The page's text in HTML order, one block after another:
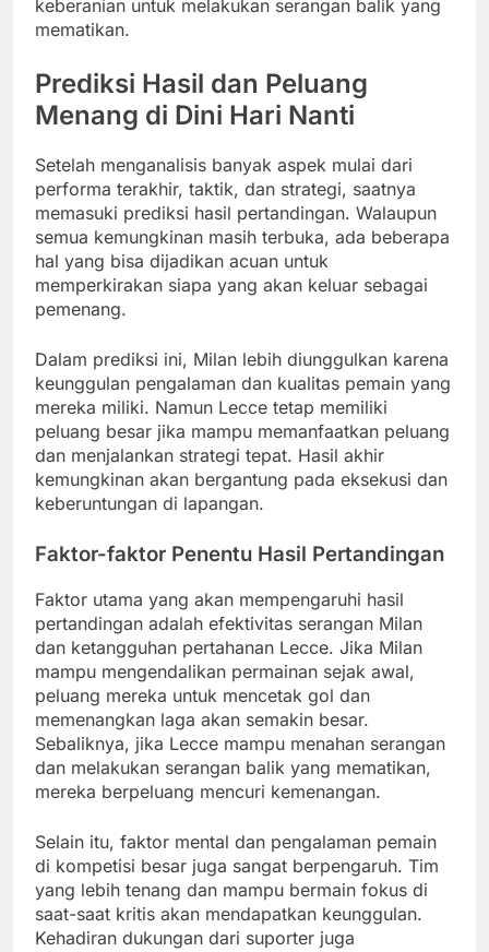
keberanian untuk melakukan serangan balik yang
mematikan.
Prediksi Hasil dan Peluang
Menang di Dini Hari Nanti
Setelah menganalisis banyak aspek mulai dari
performa terakhir, taktik, dan strategi, saatnya
memasuki prediksi hasil pertandingan. Walaupun
semua kemungkinan masih terbuka, ada beberapa
hal yang bisa dijadikan acuan untuk
memperkirakan siapa yang akan keluar sebagai
pemenang.
Dalam prediksi ini, Milan lebih diunggulkan karena
keunggulan pengalaman dan kualitas pemain yang
mereka miliki. Namun Lecce tetap memiliki
peluang besar jika mampu memanfaatkan peluang
dan menjalankan strategi tepat. Hasil akhir
kemungkinan akan bergantung pada eksekusi dan
keberuntungan di lapangan.
Faktor-faktor Penentu Hasil Pertandingan
Faktor utama yang akan mempengaruhi hasil
pertandingan adalah efektivitas serangan Milan
dan ketangguhan pertahanan Lecce. Jika Milan
mampu mengendalikan permainan sejak awal,
peluang mereka untuk mencetak gol dan
memenangkan laga akan semakin besar.
Sebaliknya, jika Lecce mampu menahan serangan
dan melakukan serangan balik yang mematikan,
mereka berpeluang mencuri kemenangan.
Selain itu, faktor mental dan pengalaman pemain
di kompetisi besar juga sangat berpengaruh. Tim
yang lebih tenang dan mampu bermain fokus di
saat-saat kritis akan mendapatkan keunggulan.
Kehadiran dukungan dari suporter juga